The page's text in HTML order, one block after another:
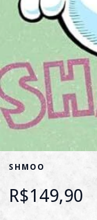
SHMOO
R$149,90